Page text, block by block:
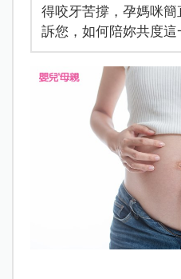
得咬牙苦撐，孕媽咪
訴您，如何陪妳共度這